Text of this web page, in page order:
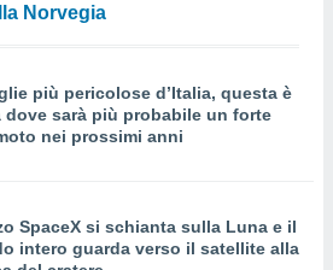
Norvegia
più pericolose d’Italia, questa è
dove sarà più probabile un forte
nei prossimi anni
SpaceX si schianta sulla Luna e il
intero guarda verso il satellite alla